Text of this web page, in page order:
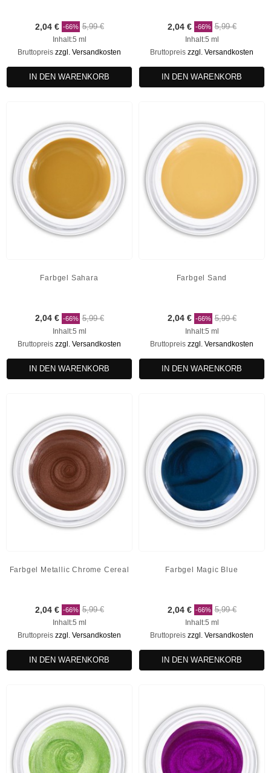
2,04 € -66% 5,99 €
Inhalt:5 ml
Bruttopreis zzgl. Versandkosten
IN DEN WARENKORB
2,04 € -66% 5,99 €
Inhalt:5 ml
Bruttopreis zzgl. Versandkosten
IN DEN WARENKORB
Farbgel Sahara
2,04 € -66% 5,99 €
Inhalt:5 ml
Bruttopreis zzgl. Versandkosten
IN DEN WARENKORB
Farbgel Sand
2,04 € -66% 5,99 €
Inhalt:5 ml
Bruttopreis zzgl. Versandkosten
IN DEN WARENKORB
Farbgel Metallic Chrome Cereal
2,04 € -66% 5,99 €
Inhalt:5 ml
Bruttopreis zzgl. Versandkosten
IN DEN WARENKORB
Farbgel Magic Blue
2,04 € -66% 5,99 €
Inhalt:5 ml
Bruttopreis zzgl. Versandkosten
IN DEN WARENKORB